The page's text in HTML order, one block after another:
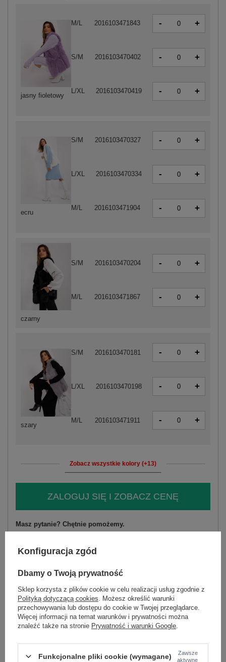
ecru
S/M 2016103470327 - +
L/XL 2016103470334 - +
M/L 2016103471904 - +
czarny
S/M 2016103470204 - +
M/L 2016103471867 - +
szary
S/M 2016103470181 - +
L/XL 2016103470198 - +
M/L 2016103471911 - +
jasny fioletowy
M/L 2016103471843 - +
S/M 2016103470402 - +
L/XL 2016103470419 - +
Zobacz wszystkie kolory (+13)
ZALOGUJ SIĘ I ZOBACZ CENĘ
Masz pytanie? Chętnie pomożemy.
sposób prania : pranie w pralce w 30°C
Kod produktu
AT-KZ-2375.00P
Marka
WOOL FASHION ITALIA
Kolory
jasny fioletowy
okazja codzienne
Konfiguracja zgód
Dbamy o Twoją prywatność
Sklep korzysta z plików cookie w celu realizacji usług zgodnie z
Polityką dotyczącą cookies . Możesz określić warunki
przechowywania lub dostępu do cookie w Twojej przeglądarce.
Więcej informacji na temat warunków i prywatności można
znaleźć także na stronie Prywatność i warunki Google
Funkcjonalne pliki cookie (wymagane)
Zawsze
aktywne